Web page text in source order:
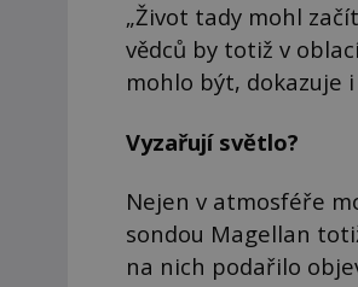
„Život tady mohl
vědců by totiž v
mohlo být, dokazuje
Vyzařují světlo?
Nejen v atmosféře
sondou Magellan
na nich podařilo